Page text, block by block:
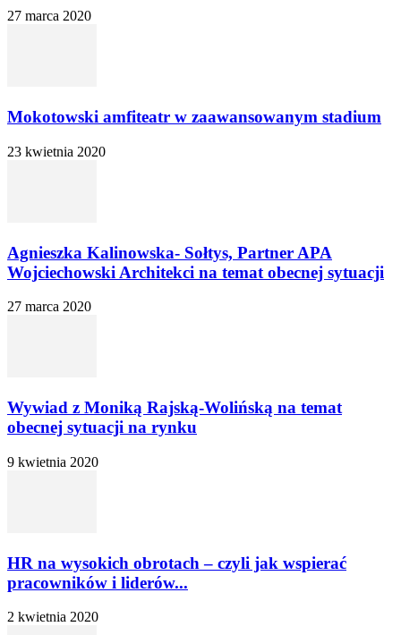
27 marca 2020
Mokotowski amfiteatr w zaawansowanym stadium
23 kwietnia 2020
Agnieszka Kalinowska- Sołtys, Partner APA
Wojciechowski Architekci na temat obecnej sytuacji
27 marca 2020
Wywiad z Moniką Rajską-Wolińską na temat
obecnej sytuacji na rynku
9 kwietnia 2020
HR na wysokich obrotach – czyli jak wspierać
pracowników i liderów...
2 kwietnia 2020